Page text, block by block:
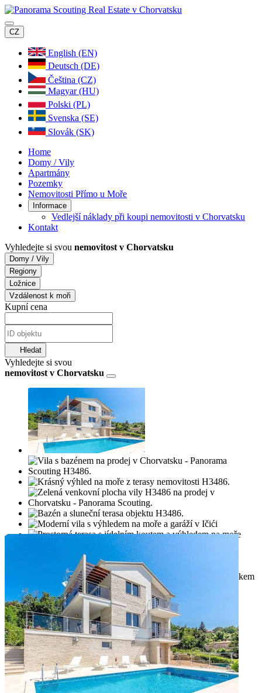
CZ
English (EN)
Deutsch (DE)
Čeština (CZ)
Magyar (HU)
Polski (PL)
Svenska (SE)
Slovák (SK)
Home
Domy / Vily
Apartmány
Pozemky
Nemovitosti Přímo u Moře
Informace
Vedlejší náklady při koupi nemovitosti v Chorvatsku
Kontakt
Vyhledejte si svou nemovitost v Chorvatsku
Domy / Vily
Regiony
Ložnice
Vzdálenost k moři
Kupní cena
Hledat
Vyhledejte si svou
nemovitost v Chorvatsku